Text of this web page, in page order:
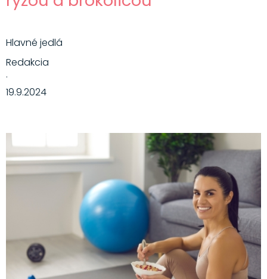
Hlavné jedlá
Redakcia
·
19.9.2024